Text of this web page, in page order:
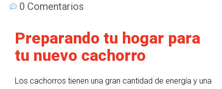
0 Comentarios
Preparando tu hogar para
tu nuevo cachorro
Los cachorros tienen una gran cantidad de energía y una